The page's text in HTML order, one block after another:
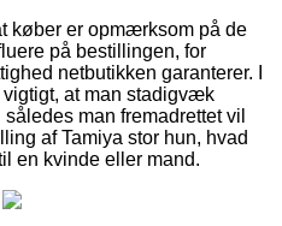
køber er opmærksom på de
på bestillingen, for
netbutikken garanterer. I
at man stadigvæk
man fremadrettet vil
af Tamiya stor hun, hvad
en kvinde eller mand.